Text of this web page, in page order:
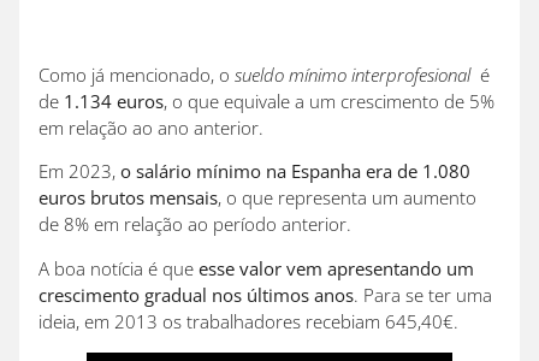
Como já mencionado, o sueldo mínimo interprofesionalé
de 1.134 euros, o que equivale a um crescimento de 5%
em relação ao ano anterior.
Em 2023, o salário mínimo na Espanha era de 1.080
euros brutos mensais, o que representa um aumento
de 8% em relação ao período anterior.
A boa notícia é que esse valor vem apresentando um
crescimento gradual nos últimos anos. Para se ter uma
ideia, em 2013 os trabalhadores recebiam 645,40€.